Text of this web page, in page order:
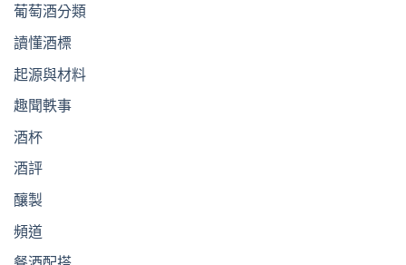
葡萄酒分類
讀懂酒標
起源與材料
趣聞軼事
酒杯
酒評
釀製
頻道